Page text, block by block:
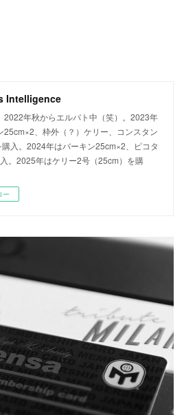
Intelligence
2022年秋からエルパト中（笑）。2023年
25cm×2、枠外（？）ケリー、コンスタン
購入。2024年はバーキン25cm×2、ピコタ
。2025年はケリー2号（25cm）を購
ー